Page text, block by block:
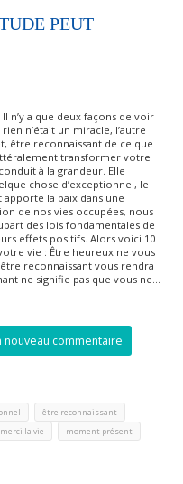
PEUT
n’y a que deux façons de voir
n’était un miracle, l’autre
être reconnaissant de ce que
transformer votre
à la grandeur. Elle
chose d’exceptionnel, le
la paix dans une
de nos vies occupées, nous
des lois fondamentales de
effets positifs. Alors voici 10
vie : Être heureux ne vous
reconnaissant vous rendra
ne signifie pas que vous ne…
nouveau commentaire
être reconnaissant
merci la vie moment présent